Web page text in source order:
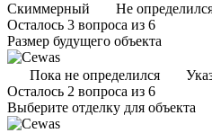
Скиммерный
Не
Осталось 3 вопроса из 6
Размер будущего объекта
Пока не определился
Осталось 2 вопроса из 6
Выберите отделку для объекта